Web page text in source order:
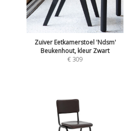
Zuiver Eetkamerstoel 'Ndsm'
Beukenhout, kleur Zwart
€309